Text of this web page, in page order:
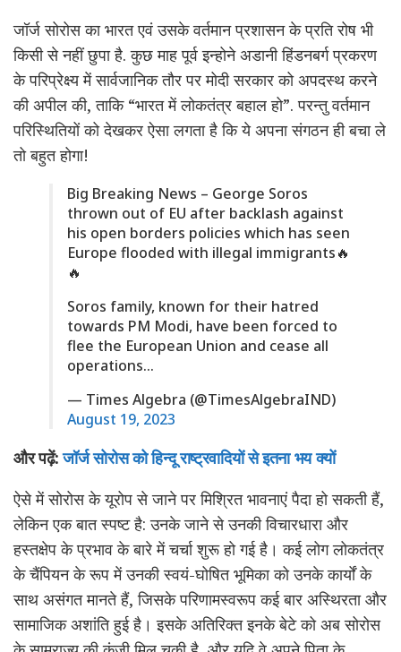
जॉर्ज सोरोस का भारत एवं उसके वर्तमान प्रशासन के प्रति रोष भी
किसी से नहीं छुपा है. कुछ माह पूर्व इन्होने अडानी हिंडनबर्ग प्रकरण
के परिप्रेक्ष्य में सार्वजानिक तौर पर मोदी सरकार को अपदस्थ करने
की अपील की, ताकि “भारत में लोकतंत्र बहाल हो”. परन्तु वर्तमान
परिस्थितियों को देखकर ऐसा लगता है कि ये अपना संगठन ही बचा ले
तो बहुत होगा!
Big Breaking News – George Soros
thrown out of EU after backlash against
his open borders policies which has seen
Europe flooded with illegal immigrants🔥
🔥
Soros family, known for their hatred
towards PM Modi, have been forced to
flee the European Union and cease all
operations…
— Times Algebra (@TimesAlgebraIND)
August 19, 2023
और पढ़ें:जॉर्ज सोरोस को हिन्दू राष्ट्रवादियों से इतना भय क्यों
ऐसे में सोरोस के यूरोप से जाने पर मिश्रित भावनाएं पैदा हो सकती हैं,
लेकिन एक बात स्पष्ट है: उनके जाने से उनकी विचारधारा और
हस्तक्षेप के प्रभाव के बारे में चर्चा शुरू हो गई है। कई लोग लोकतंत्र
के चैंपियन के रूप में उनकी स्वयं-घोषित भूमिका को उनके कार्यों के
साथ असंगत मानते हैं, जिसके परिणामस्वरूप कई बार अस्थिरता और
सामाजिक अशांति हुई है। इसके अतिरिक्त इनके बेटे को अब सोरोस